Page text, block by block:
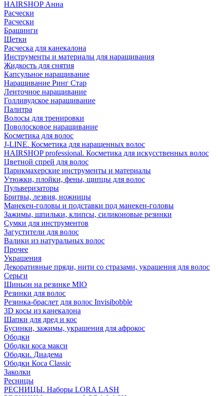
HAIRSHOP Анна
Расчески
Расчески
Брашинги
Щетки
Расческа для канекалона
Инструменты и материалы для наращивания
Жидкость для снятия
Капсульное наращивание
Наращивание Ринг Стар
Ленточное наращивание
Голливудское наращивание
Палитра
Волосы для тренировки
Поволосковое наращивание
Косметика для волос
J-LINE. Косметика для наращенных волос
HAIRSHOP professional. Косметика для искусственных волос
Цветной спрей для волос
Парикмахерские инструменты и материалы
Утюжки, плойки, фены, щипцы для волос
Пульверизаторы
Бритвы, лезвия, ножницы
Манекен-головы и подставки под манекен-головы
Зажимы, шпильки, клипсы, силиконовые резинки
Сумки для инструментов
Загустители для волос
Валики из натуральных волос
Прочее
Украшения
Декоративные пряди, нити со стразами, украшения для волос
Серьги
Шиньон на резинке MIO
Резинки для волос
Резинка-браслет для волос Invisibobble
3D косы из канекалона
Шапки для дред и кос
Бусинки, зажимы, украшения для афрокос
Ободки
Ободки коса макси
Ободки. Диадема
Ободки Коса Classic
Заколки
Ресницы
РЕСНИЦЫ. Наборы LORA LASH